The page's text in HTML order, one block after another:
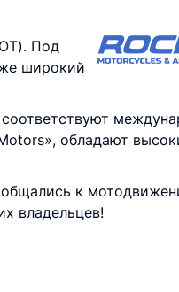
Под
широкий
обладают
к
владельцев!